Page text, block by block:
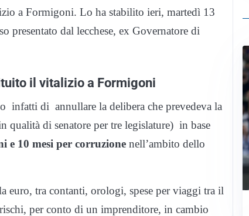
a Formigoni. Lo ha stabilito ieri, martedì 13
presentato dal lecchese, ex Governatore di
il vitalizio a Formigoni
infatti di annullare la delibera che prevedeva la
qualità di senatore per tre legislature) in base
e 10 mesi per corruzione nell’ambito dello
tra contanti, orologi, spese per viaggi tra il
per conto di un imprenditore, in cambio